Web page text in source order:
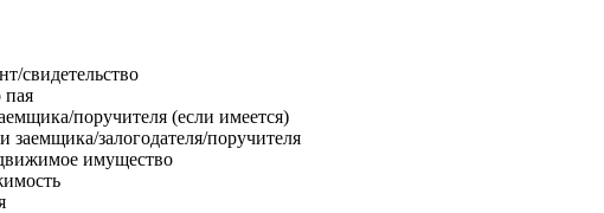
свидетельство
пая
поручителя (если имеется)
заемщика/залогодателя/поручителя
имущество